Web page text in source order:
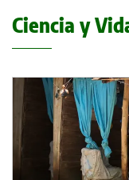
Ciencia y